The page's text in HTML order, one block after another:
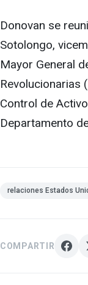
Donovan se
Sotolongo,
Mayor General
Revolucionarias
Control de
Departamento
relaciones Estados
COMPARTIR